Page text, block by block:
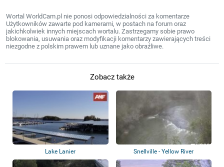
Wortal WorldCam.pl nie ponosi odpowiedzialności za komentarze
Użytkowników zawarte pod kamerami, w postach na forum oraz
jakichkolwiek innych miejscach wortalu. Zastrzegamy sobie prawo
blokowania, usuwania oraz modyfikacji komentarzy zawierających treści
niezgodne z polskim prawem lub uznane jako obraźliwe.
Zobacz także
Lake Lanier Snellville - Yellow River